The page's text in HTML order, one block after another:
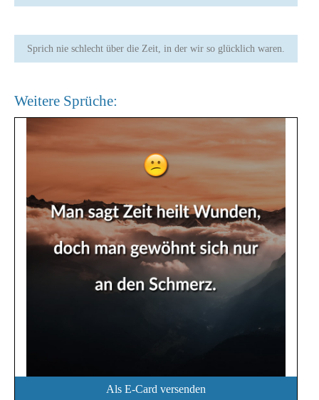
Sprich nie schlecht über die Zeit, in der wir so glücklich waren.
Weitere Sprüche:
Als E-Card versenden